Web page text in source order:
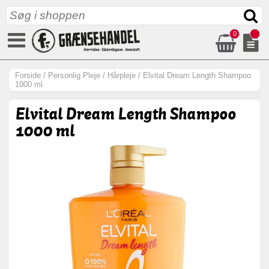
0
Forside / Personlig Pleje / Hårpleje / Elvital Dream Length Shampoo
1000 ml
Elvital Dream Length Shampoo
1000 ml